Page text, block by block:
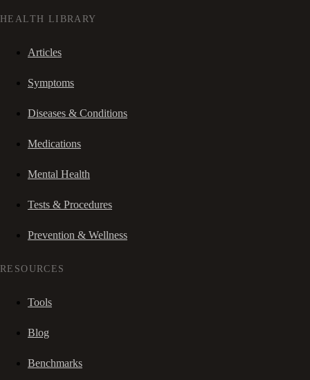
HEALTH LIBRARY
Articles
Symptoms
Diseases & Conditions
Medications
Mental Health
Tests & Procedures
Prevention & Wellness
RESOURCES
Tools
Blog
Benchmarks